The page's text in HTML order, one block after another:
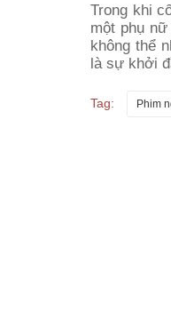
Trong khi
một phụ
không thể
là sự khởi
Tag: Phim